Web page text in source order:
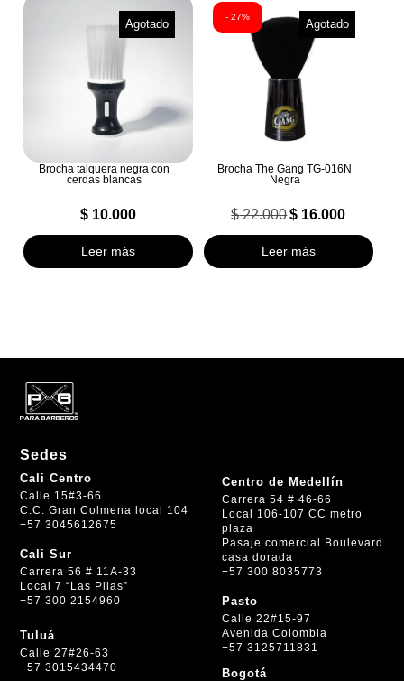
Agotado
Brocha talquera negra con
cerdas blancas
$10.000
Leer más
- 27%
Agotado
Brocha The Gang TG-016N
Negra
$22.000 El
precio
$ 16.000El
precio
Leer más
Sedes
Cali Centro
Calle 15#3-66
C.C. Gran Colmena local 104
+57 3045612675
Cali Sur
Carrera 56 # 11A-33
Local 7 “Las Pilas”
+57 300 2154960
Tuluá
Calle 27#26-63
+57 3015434470
Centro de Medellín
Carrera 54 # 46-66
Local 106-107 CC metro
plaza
Pasaje comercial Boulevard
casa dorada
+57 300 8035773
Pasto
Calle 22#15-97
Avenida Colombia
+57 3125711831
Bogotá